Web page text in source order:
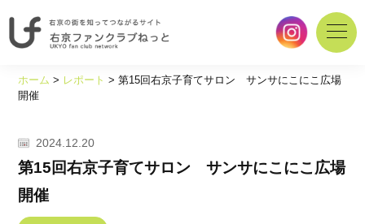
の
知
っ
つ
ホーム > レポート >第15回右京子育てサロン サンサにこにこ広場
開催
2024.12.20
第15回右京子育てサロン サンサにこにこ広場
開催